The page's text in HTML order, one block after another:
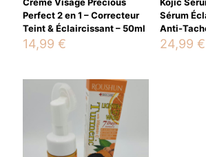
*
Save my name, email, and website in
next time I comment.
Perfect 2 en 1 – Correcteur
Teint & Éclaircissant – 50ml
14,99 €
Sérum
Anti-
24,99 €